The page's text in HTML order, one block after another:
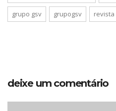
grupo gsv grupogsv revista
deixe um comentário